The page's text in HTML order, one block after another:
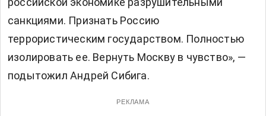
санкциями. Признать Россию
террористическим государством. Полностью
изолировать ее. Вернуть Москву в чувство», —
подытожил Андрей Сибига.
РЕКЛАМА